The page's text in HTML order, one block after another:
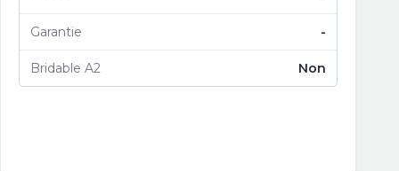
Garantie -
Bridable A2 Non